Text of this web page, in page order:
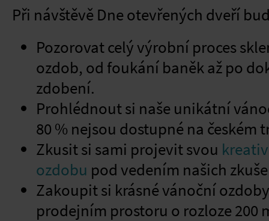
Při návštěvě Dne otevřených dveří
Pozorovat celý výrobní proces
ozdob, od foukání baněk až po
zdobení.
Prohlédnout si naše unikátní
80 % nejsou dostupné na českém
Zkusit si sami projevit svou
ozdobu pod vedením našich
Zakoupit si krásné vánoční
prodejním prostoru o rozloze 200